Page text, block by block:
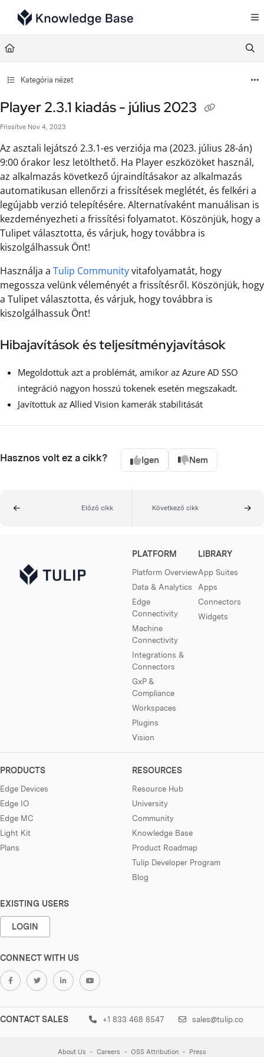
Documentation Index
Fetch the complete documentation index at:
Use this file to discover all available pages before exploring further.
Kategória nézet
Player 2.3.1 kiadás - július 2023
Frissítve Nov 4, 2023
Az asztali lejátszó 2.3.1-es verziója ma (2023. július 28-án)
9:00 órakor lesz letölthető. Ha Player eszközöket használ,
az alkalmazás következő újraindításakor az alkalmazás
automatikusan ellenőrzi a frissítések meglétét, és felkéri a
legújabb verzió telepítésére. Alternatívaként manuálisan is
kezdeményezheti a frissítési folyamatot. Köszönjük, hogy a
Tulipet választotta, és várjuk, hogy továbbra is
kiszolgálhassuk Önt!
Használja a Tulip Communityvitafolyamatát, hogy
megossza velünk véleményét a frissítésről. Köszönjük, hogy
a Tulipet választotta, és várjuk, hogy továbbra is
kiszolgálhassuk Önt!
Hibajavítások és teljesítményjavítások
Megoldottuk azt a problémát, amikor az Azure AD SSO
integráció nagyon hosszú tokenek esetén megszakadt.
Javítottuk az Allied Vision kamerák stabilitását
Hasznos volt ez a cikk? Igen Nem
Előző cikk Következő cikk
PLATFORM
Platform Overview
Data & Analytics
Edge
Connectivity
Machine
Connectivity
Integrations &
Connectors
GxP &
Compliance
Workspaces
Plugins
Vision
LIBRARY
App Suites
Apps
Connectors
Widgets
PRODUCTS
Edge Devices
Edge IO
Edge MC
Light Kit
Plans
RESOURCES
Resource Hub
University
Community
Knowledge Base
Product Roadmap
Tulip Developer Program
Blog
EXISTING USERS
LOGIN
CONNECT WITH US
CONTACT SALES +1 833 468 8547 sales@tulip.co
About Us Careers OSS Attribution Press